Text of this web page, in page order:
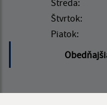
Streda:
Štvrtok:
Piatok: